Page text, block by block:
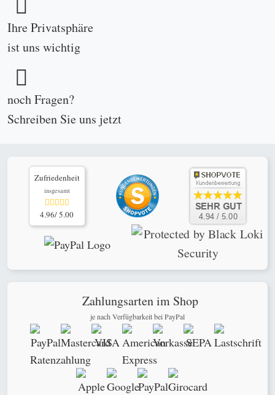
Ihre Privatsphäre
ist uns wichtig
noch Fragen?
Schreiben Sie uns jetzt
Zufriedenheit
insgesamt
4.96/ 5.00
Zahlungsarten im Shop
je nach Verfügbarkeit bei PayPal